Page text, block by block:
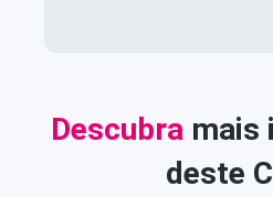
Descubra mais
deste